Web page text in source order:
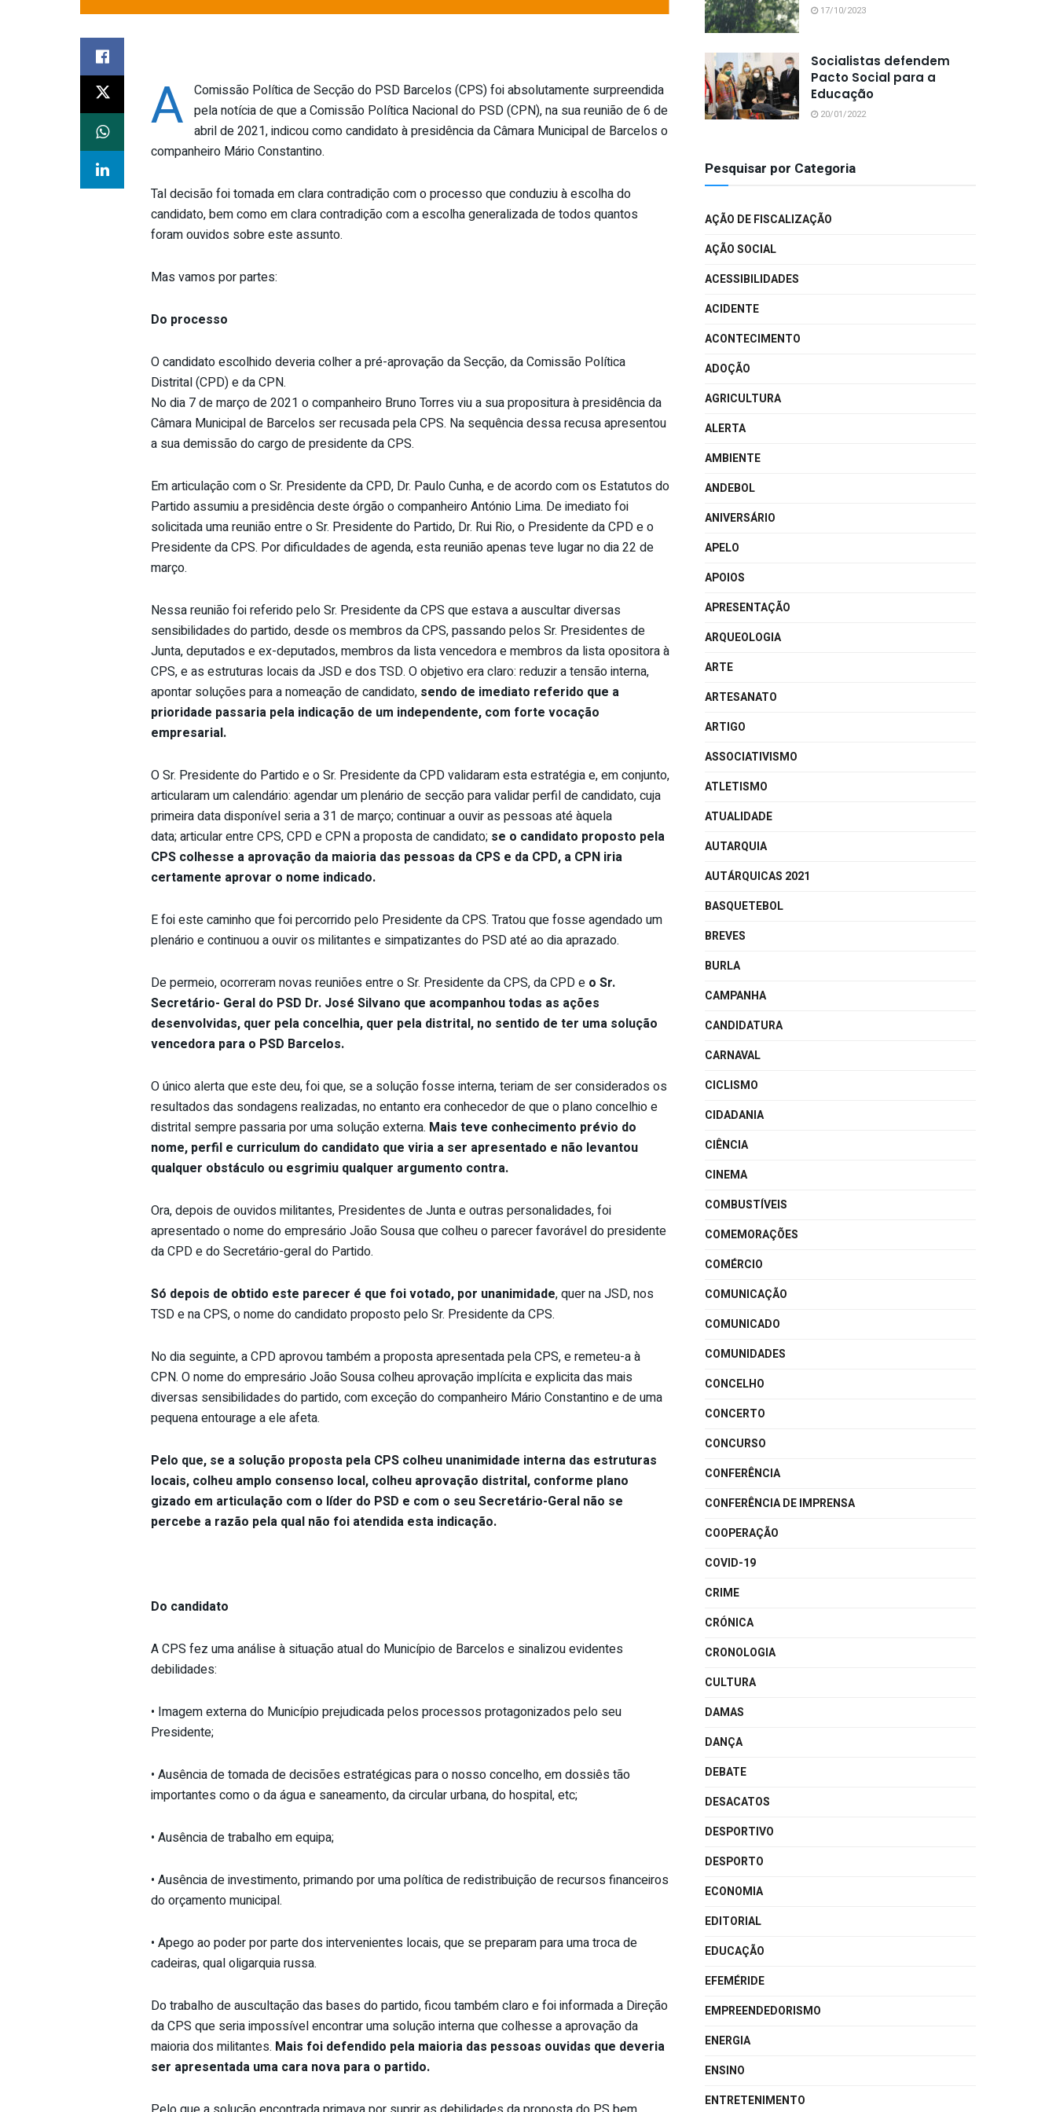
A Comissão Política de Secção do PSD Barcelos (CPS) foi absolutamente surpreendida
pela notícia de que a Comissão Política Nacional do PSD (CPN), na sua reunião de 6 de
abril de 2021, indicou como candidato à presidência da Câmara Municipal de Barcelos o
companheiro Mário Constantino.
Tal decisão foi tomada em clara contradição com o processo que conduziu à escolha do
candidato, bem como em clara contradição com a escolha generalizada de todos quantos
foram ouvidos sobre este assunto.
Mas vamos por partes:
Do processo
O candidato escolhido deveria colher a pré-aprovação da Secção, da Comissão Política
Distrital (CPD) e da CPN.
No dia 7 de março de 2021 o companheiro Bruno Torres viu a sua propositura à presidência da
Câmara Municipal de Barcelos ser recusada pela CPS. Na sequência dessa recusa apresentou
a sua demissão do cargo de presidente da CPS.
Em articulação com o Sr. Presidente da CPD, Dr. Paulo Cunha, e de acordo com os Estatutos do
Partido assumiu a presidência deste órgão o companheiro António Lima. De imediato foi
solicitada uma reunião entre o Sr. Presidente do Partido, Dr. Rui Rio, o Presidente da CPD e o
Presidente da CPS. Por dificuldades de agenda, esta reunião apenas teve lugar no dia 22 de
março.
Nessa reunião foi referido pelo Sr. Presidente da CPS que estava a auscultar diversas
sensibilidades do partido, desde os membros da CPS, passando pelos Sr. Presidentes de
Junta, deputados e ex-deputados, membros da lista vencedora e membros da lista opositora à
CPS, e as estruturas locais da JSD e dos TSD. O objetivo era claro: reduzir a tensão interna,
apontar soluções para a nomeação de candidato, sendo de imediato referido que a
prioridade passaria pela indicação de um independente, com forte vocação
empresarial.
O Sr. Presidente do Partido e o Sr. Presidente da CPD validaram esta estratégia e, em conjunto,
articularam um calendário: agendar um plenário de secção para validar perfil de candidato, cuja
primeira data disponível seria a 31 de março; continuar a ouvir as pessoas até àquela
data; articular entre CPS, CPD e CPN a proposta de candidato; se o candidato proposto pela
CPS colhesse a aprovação da maioria das pessoas da CPS e da CPD, a CPN iria
certamente aprovar o nome indicado.
E foi este caminho que foi percorrido pelo Presidente da CPS. Tratou que fosse agendado um
plenário e continuou a ouvir os militantes e simpatizantes do PSD até ao dia aprazado.
De permeio, ocorreram novas reuniões entre o Sr. Presidente da CPS, da CPD e o Sr.
Secretário- Geral do PSD Dr. José Silvano que acompanhou todas as ações
desenvolvidas, quer pela concelhia, quer pela distrital, no sentido de ter uma solução
vencedora para o PSD Barcelos.
O único alerta que este deu, foi que, se a solução fosse interna, teriam de ser considerados os
resultados das sondagens realizadas, no entanto era conhecedor de que o plano concelhio e
distrital sempre passaria por uma solução externa. Mais teve conhecimento prévio do
nome, perfil e curriculum do candidato que viria a ser apresentado e não levantou
qualquer obstáculo ou esgrimiu qualquer argumento contra.
Ora, depois de ouvidos militantes, Presidentes de Junta e outras personalidades, foi
apresentado o nome do empresário João Sousa que colheu o parecer favorável do presidente
da CPD e do Secretário-geral do Partido.
Só depois de obtido este parecer é que foi votado, por unanimidade, quer na JSD, nos
TSD e na CPS, o nome do candidato proposto pelo Sr. Presidente da CPS.
No dia seguinte, a CPD aprovou também a proposta apresentada pela CPS, e remeteu-a à
CPN. O nome do empresário João Sousa colheu aprovação implícita e explicita das mais
diversas sensibilidades do partido, com exceção do companheiro Mário Constantino e de uma
pequena entourage a ele afeta.
Pelo que, se a solução proposta pela CPS colheu unanimidade interna das estruturas
locais, colheu amplo consenso local, colheu aprovação distrital, conforme plano
gizado em articulação com o líder do PSD e com o seu Secretário-Geral não se
percebe a razão pela qual não foi atendida esta indicação.
Do candidato
A CPS fez uma análise à situação atual do Município de Barcelos e sinalizou evidentes
debilidades:
• Imagem externa do Município prejudicada pelos processos protagonizados pelo seu
Presidente;
• Ausência de tomada de decisões estratégicas para o nosso concelho, em dossiês tão
importantes como o da água e saneamento, da circular urbana, do hospital, etc;
• Ausência de trabalho em equipa;
• Ausência de investimento, primando por uma política de redistribuição de recursos financeiros
do orçamento municipal.
• Apego ao poder por parte dos intervenientes locais, que se preparam para uma troca de
cadeiras, qual oligarquia russa.
Do trabalho de auscultação das bases do partido, ficou também claro e foi informada a Direção
da CPS que seria impossível encontrar uma solução interna que colhesse a aprovação da
maioria dos militantes. Mais foi defendido pela maioria das pessoas ouvidas que deveria
ser apresentada uma cara nova para o partido.
17/10/2023
Socialistas defendem
Pacto Social para a
Educação
20/01/2022
Pesquisar por Categoria
AÇÃO DE FISCALIZAÇÃO
AÇÃO SOCIAL
ACESSIBILIDADES
ACIDENTE
ACONTECIMENTO
ADOÇÃO
AGRICULTURA
ALERTA
AMBIENTE
ANDEBOL
ANIVERSÁRIO
APELO
APOIOS
APRESENTAÇÃO
ARQUEOLOGIA
ARTE
ARTESANATO
ARTIGO
ASSOCIATIVISMO
ATLETISMO
ATUALIDADE
AUTARQUIA
AUTÁRQUICAS 2021
BASQUETEBOL
BREVES
BURLA
CAMPANHA
CANDIDATURA
CARNAVAL
CICLISMO
CIDADANIA
CIÊNCIA
CINEMA
COMBUSTÍVEIS
COMEMORAÇÕES
COMÉRCIO
COMUNICAÇÃO
COMUNICADO
COMUNIDADES
CONCELHO
CONCERTO
CONCURSO
CONFERÊNCIA
CONFERÊNCIA DE IMPRENSA
COOPERAÇÃO
COVID-19
CRIME
CRÓNICA
CRONOLOGIA
CULTURA
DAMAS
DANÇA
DEBATE
DESACATOS
DESPORTIVO
DESPORTO
ECONOMIA
EDITORIAL
EDUCAÇÃO
EFEMÉRIDE
EMPREENDEDORISMO
ENERGIA
ENSINO
ENTRETENIMENTO